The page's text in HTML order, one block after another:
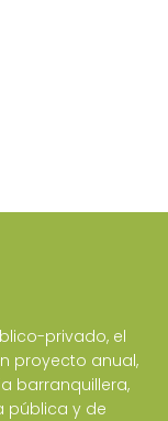
privado, el
proyecto anual,
barranquillera,
pública y de